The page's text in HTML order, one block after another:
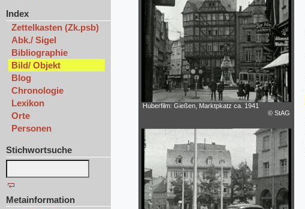
Index
Zettelkasten (Zk.psb)
Abk./ Sigel
Bibliographie
Bild/ Objekt
Blog
Chronologie
Lexikon
Orte
Personen
Stichwortsuche
Metainformation
Huberfilm: Gießen, Marktpkatz ca. 1941
© StAG